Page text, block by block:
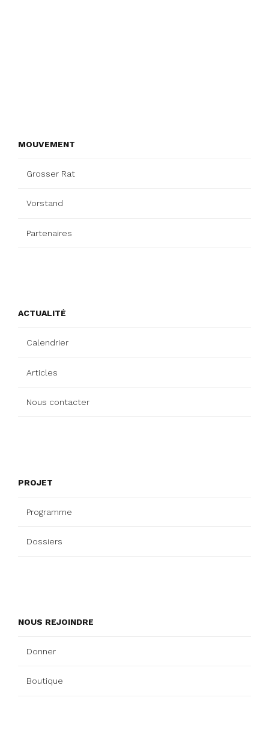
MOUVEMENT
Grosser Rat
Vorstand
Partenaires
ACTUALITÉ
Calendrier
Articles
Nous contacter
PROJET
Programme
Dossiers
NOUS REJOINDRE
Donner
Boutique